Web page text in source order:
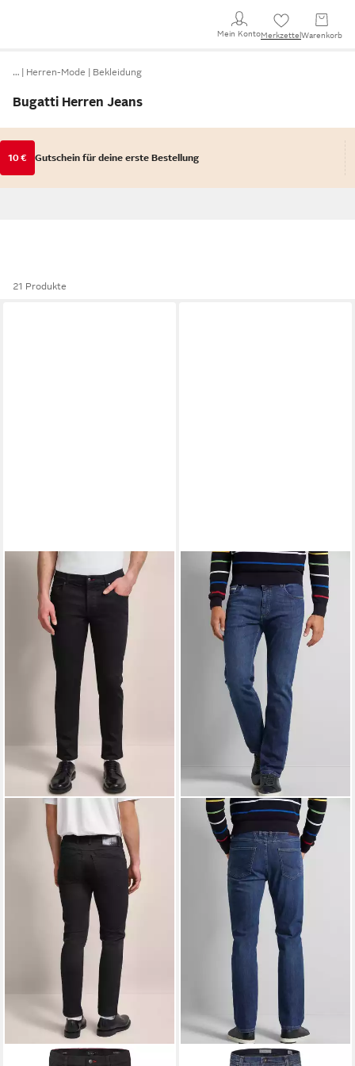
Mein KontoMerkzettel Warenkorb
… Herren-Mode Bekleidung
Bugatti Herren Jeans
10 € Gutschein für deine erste Bestellung
21 Produkte